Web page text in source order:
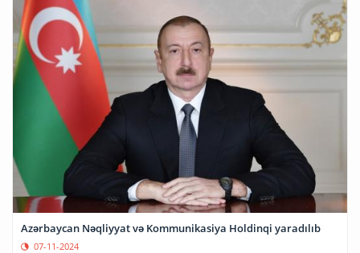
Azərbaycan Nəqliyyat və Kommunikasiya Holdinqi yaradılıb
07-11-2024